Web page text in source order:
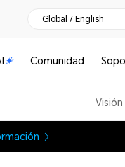
Global / English
Comunidad
Visión